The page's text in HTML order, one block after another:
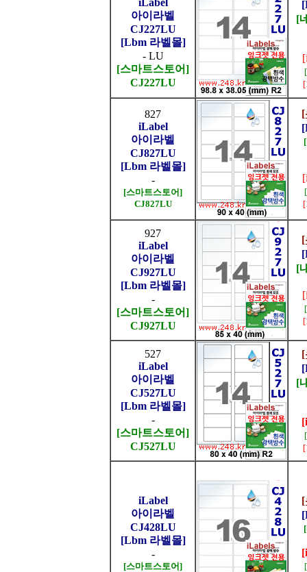
iLabel
아이라벨
CJ227LU
[Lbm 라벨몰]
- LU
[스마트스토어]
CJ227LU
[
827
iLabel
아이라벨
CJ827LU
[Lbm 라벨몰]
-
[스마트스토어]
CJ827LU
[
927
iLabel
아이라벨
CJ927LU
[Lbm 라벨몰]
-
[스마트스토어]
CJ927LU
[
[
527
iLabel
아이라벨
CJ527LU
[Lbm 라벨몰]
-
[스마트스토어]
CJ527LU
[
[
iLabel
아이라벨
CJ428LU
[Lbm 라벨몰]
-
[스마트스토어]
[